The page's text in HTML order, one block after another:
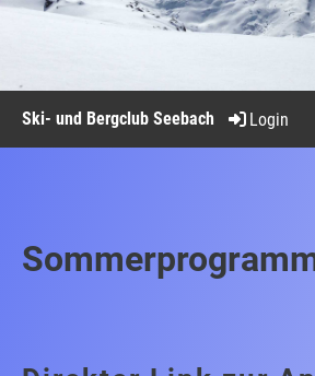
Login
Ski- und Bergclub Seebach